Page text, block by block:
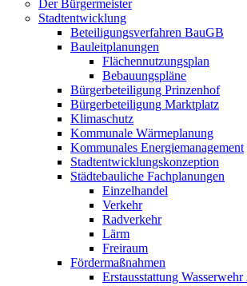
Der Bürgermeister
Stadtentwicklung
Beteiligungsverfahren BauGB
Bauleitplanungen
Flächennutzungsplan
Bebauungspläne
Bürgerbeteiligung Prinzenhof
Bürgerbeteiligung Marktplatz
Klimaschutz
Kommunale Wärmeplanung
Kommunales Energiemanagement
Stadtentwicklungskonzeption
Städtebauliche Fachplanungen
Einzelhandel
Verkehr
Radverkehr
Lärm
Freiraum
Fördermaßnahmen
Erstausstattung Wasserwehr